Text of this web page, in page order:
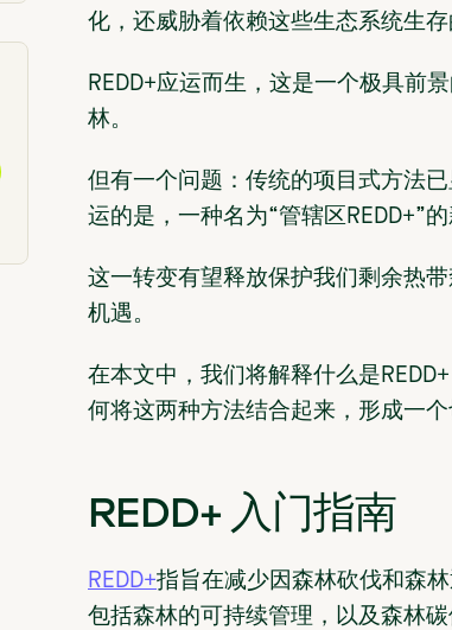
化，还威胁着依赖这些生态系统生存
REDD+应运而生，这是一个极具前
林。
但有一个问题：传统的项目式方法
运的是，一种名为“管辖区REDD+”
这一转变有望释放保护我们剩余热
机遇。
在本文中，我们将解释什么是
何将这两种方法结合起来，形成一个
REDD+ 入门指南
REDD+指旨在减少因森林砍伐和森
包括森林的可持续管理，以及森林碳